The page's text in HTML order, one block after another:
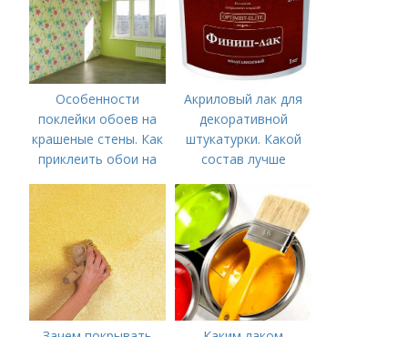
Особенности
поклейки обоев на
крашеные стены. Как
приклеить обои на
Акриловый лак для
декоративной
штукатурки. Какой
состав лучше